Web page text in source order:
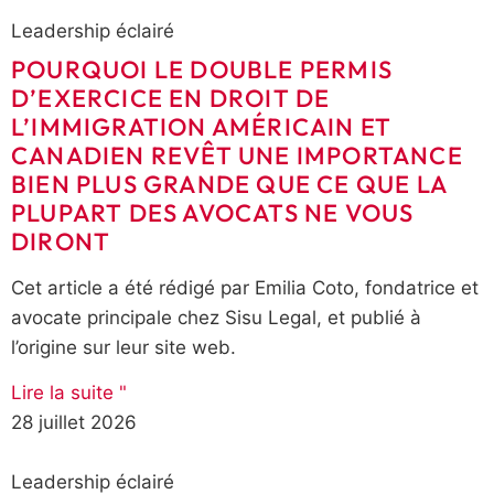
Leadership éclairé
POURQUOI LE DOUBLE PERMIS
D’EXERCICE EN DROIT DE
L’IMMIGRATION AMÉRICAIN ET
CANADIEN REVÊT UNE IMPORTANCE
BIEN PLUS GRANDE QUE CE QUE LA
PLUPART DES AVOCATS NE VOUS
DIRONT
Cet article a été rédigé par Emilia Coto, fondatrice et
avocate principale chez Sisu Legal, et publié à
l’origine sur leur site web.
Lire la suite "
28 juillet 2026
Leadership éclairé